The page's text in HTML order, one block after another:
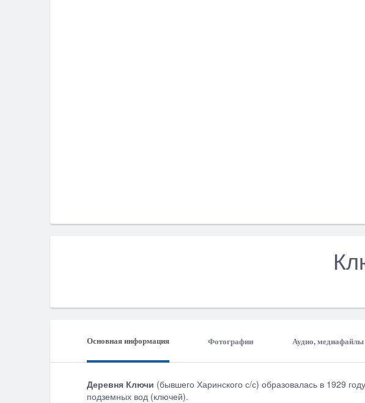
Основная информация Фотографии Аудио, медиафайлы
Деревня Ключи (бывшего Харинского с/с) образовалась в 1929
подземных вод (ключей).